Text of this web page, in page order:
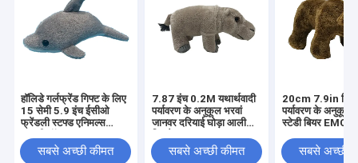
हॉलिडे गर्लफ्रेंड गिफ्ट के लिए
15 सेमी 5.9 इंच ईसीओ
फ्रेंडली स्टफ्ड एनिमल्स
सबसे अच्छी कीमत
7.87 इंच 0.2M यथार्थवादी
पर्यावरण के अनुकूल भरवां
जानवर दरियाई घोड़ा आलीशान
सबसे अच्छी कीमत
20cm 7.9in
पर्यावरण के अनुकूल
स्टेडी बियर EMC
सबसे अच्छी